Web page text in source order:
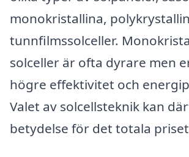
monokristallina,
tunnfilmssolceller.
solceller är ofta dyrare men
högre effektivitet och
Valet av solcellsteknik kan
betydelse för det totala